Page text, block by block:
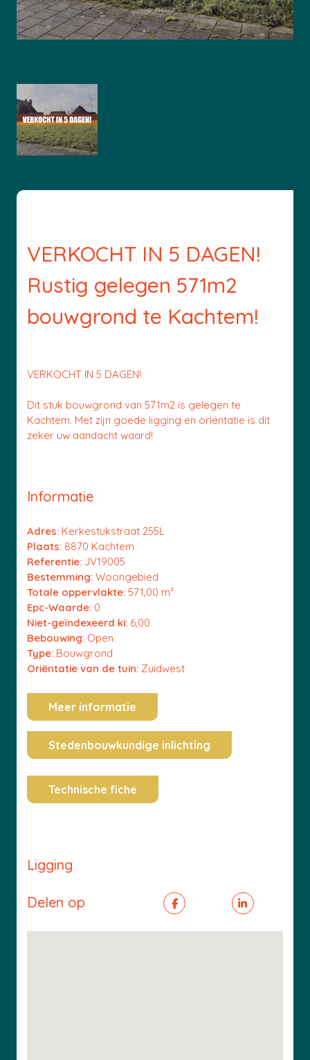
VERKOCHT IN 5 DAGEN!
Rustig gelegen 571m2
bouwgrond te Kachtem!
VERKOCHT IN 5 DAGEN!
Dit stuk bouwgrond van 571m2 is gelegen te
Kachtem. Met zijn goede ligging en oriëntatie is dit
zeker uw aandacht waard!
Informatie
Adres: Kerkestukstraat 255L
Plaats: 8870 Kachtem
Referentie: JV19005
Bestemming: Woongebied
Totale oppervlakte: 571,00 m²
Epc-Waarde: 0
Niet-geïndexeerd ki: 6,00
Bebouwing: Open
Type: Bouwgrond
Oriëntatie van de tuin: Zuidwest
Meer informatie
Stedenbouwkundige inlichting
Technische fiche
Ligging
Delen op